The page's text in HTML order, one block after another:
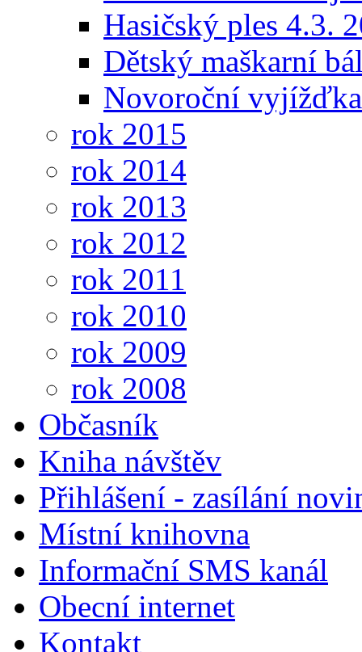
Hasičský ples 4.3.
Dětský maškarní
Novoroční vyjížďka
rok 2015
rok 2014
rok 2013
rok 2012
rok 2011
rok 2010
rok 2009
rok 2008
Občasník
Kniha návštěv
Přihlášení - zasílání
Místní knihovna
Informační SMS kanál
Obecní internet
Kontakt